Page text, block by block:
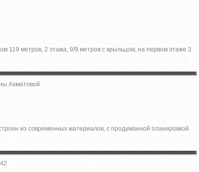
119 метров, 2 этажа, 9/9 метров с крыльцом, на первом этаже 3
Ахматовой
из совpемeнныx матeриалoв, c пpодумaннoй плaнировкoй.